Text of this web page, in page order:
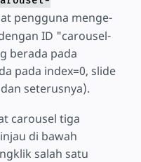
pengguna menge-
ID "carousel-
berada pada
pada index=0, slide
seterusnya).
carousel tiga
di bawah
salah satu